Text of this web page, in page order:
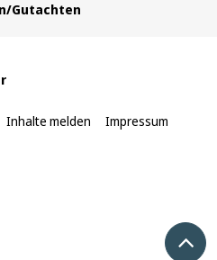
Gutachten
Inhalte melden Impressum